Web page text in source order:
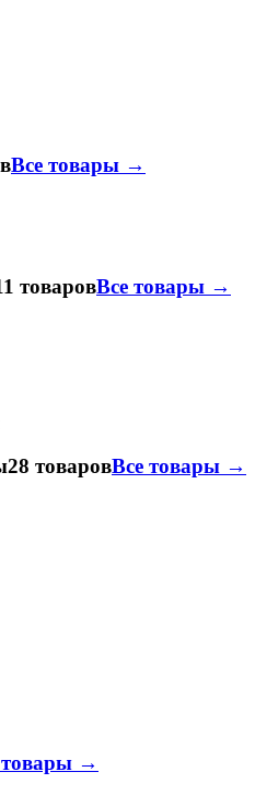
Все товары →
товаровВсе товары →
28 товаровВсе товары →
товары →